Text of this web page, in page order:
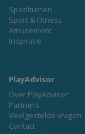
Speeltuinen
Sport & Fitness
Amusement
Inspiratie
PlayAdvisor
Over PlayAdvisor
Partners
Veelgestelde vragen
Contact